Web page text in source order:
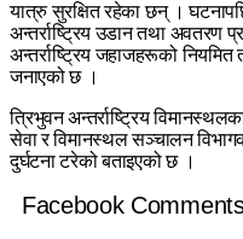
यात्रु सुरक्षित रहेका छन् ।
अन्तर्राष्ट्रिय उडान तथा अवतरण
अन्तर्राष्ट्रिय जहाजहरूको
जनाएको छ ।
त्रिभुवन अन्तर्राष्ट्रिय
सेवा र विमानस्थल सञ्चालन
दुर्घटना टरेको बताइएको छ ।
Facebook